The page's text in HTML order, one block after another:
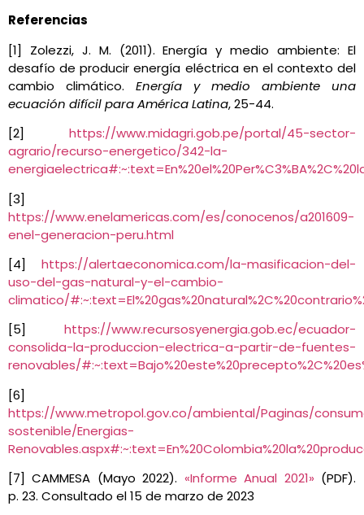
Referencias
[1] Zolezzi, J. M. (2011). Energía y medio ambiente: El
desafío de producir energía eléctrica en el contexto del
cambio climático. Energía y medio ambiente una
ecuación difícil para América Latina, 25-44.
[2] https://www.midagri.gob.pe/portal/45-sector-
agrario/recurso-energetico/342-la-
[3]
https://www.enelamericas.com/es/conocenos/a201609-
enel-generacion-peru.html
[4] https://alertaeconomica.com/la-masificacion-del-
uso-del-gas-natural-y-el-cambio-
climatico/
[5] https://www.recursosyenergia.gob.ec/ecuador-
consolida-la-produccion-electrica-a-partir-de-fuentes-
renovables/
[6]
https://www.metropol.gov.co/ambiental/Paginas/
sostenible/Energias-
[7] CAMMESA (Mayo 2022). «Informe Anual 2021» (PDF).
p. 23. Consultado el 15 de marzo de 2023